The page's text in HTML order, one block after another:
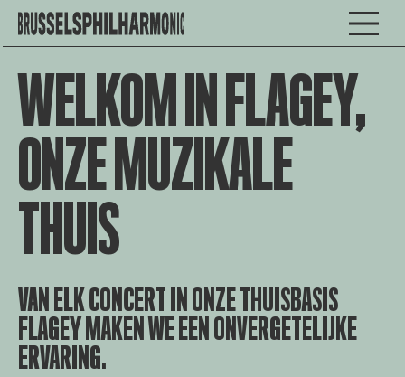
WELKOM IN FLAGEY,
ONZE MUZIKALE
THUIS
VAN ELK CONCERT IN ONZE THUISBASIS
FLAGEY MAKEN WE EEN ONVERGETELIJKE
ERVARING.